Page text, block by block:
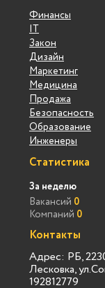
Финансы
IT
Закон
Дизайн
Маркетинг
Медицина
Продажа
Безопасность
Образование
Инженеры
Статистика
За неделю
Вакансий 0
Компаний 0
Контакты
Адрес: РБ,
Лесковка,
192812779